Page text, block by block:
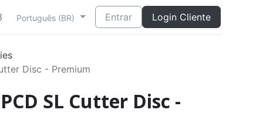
Português (BR) Entrar Login Cliente
Disc - Premium
SL Cutter Disc -